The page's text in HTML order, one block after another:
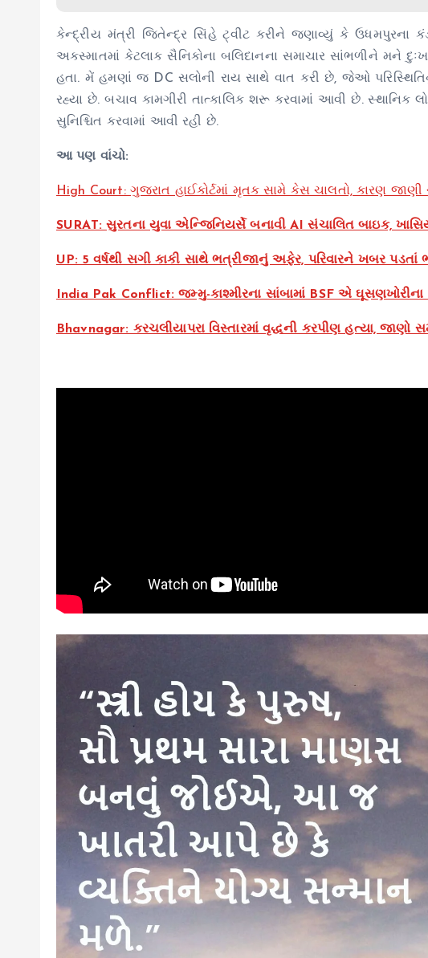
કેન્દ્રીય મંત્રી જિતેન્દ્ર સિંહે ટ્વીટ કરીને જણાવ્યું કે ઉધમપુરના
અકસ્માતમાં કેટલાક સૈનિકોના બલિદાનના સમાચાર સાંભળીને મને
હતા. મેં હમણાં જ DC સલોની રાય સાથે વાત કરી છે, જેઓ
રહ્યા છે. બચાવ કામગીરી તાત્કાલિક શરૂ કરવામાં આવી છે.
સુનિશ્ચિત કરવામાં આવી રહી છે.
આ પણ વાંચો:
High Court: ગુજરાત હાઈકોર્ટમાં મૃતક સામે કેસ ચાલતો, કારણ જાણી
SURAT: સુરતના યુવા એન્જિનિયર્સે બનાવી AI સંચાલિત બાઇક,
UP: 5 વર્ષથી સગી કાકી સાથે ભત્રીજાનું અફેર, પરિવારને ખબર
India Pak Conflict: જમ્મુ-કાશ્મીરના સાંબામાં BSF એ
Bhavnagar: કરચલીયાપરા વિસ્તારમાં વૃદ્ધની કરપીણ હત્યા, જાણો